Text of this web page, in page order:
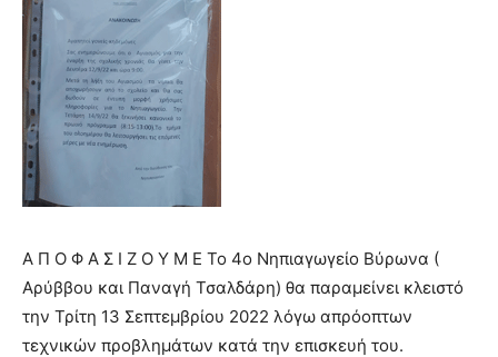
Α Π Ο Φ Α Σ Ι Ζ Ο Υ Μ Ε Το 4ο Νηπιαγωγείο Βύρωνα (
Αρύββου και Παναγή Τσαλδάρη) θα παραμείνει κλειστό
την Τρίτη 13 Σεπτεμβρίου 2022 λόγω απρόοπτων
τεχνικών προβλημάτων κατά την επισκευή του.